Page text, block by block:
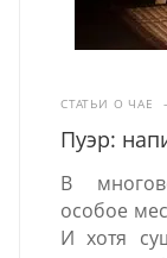
СТАТЬИ О ЧАЕ
Пуэр:
В
особое
И хотя